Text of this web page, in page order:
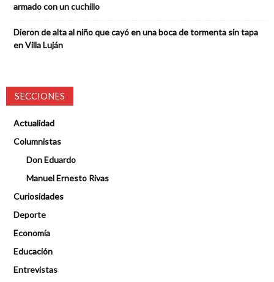
armado con un cuchillo
Dieron de alta al niño que cayó en una boca de tormenta sin tapa
en Villa Luján
SECCIONES
Actualidad
Columnistas
Don Eduardo
Manuel Ernesto Rivas
Curiosidades
Deporte
Economía
Educación
Entrevistas